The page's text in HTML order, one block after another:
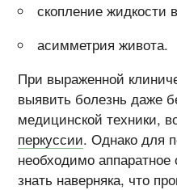
скопление жидкости
асимметрия живота.
При выраженной
выявить болезнь даже
медицинской техники,
перкуссии. Однако для
необходимо
знать наверняка, что